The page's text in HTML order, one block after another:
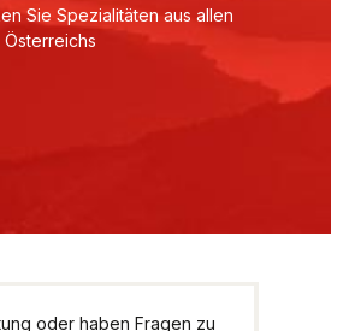
Sie Spezialitäten aus allen
oder haben Fragen zu